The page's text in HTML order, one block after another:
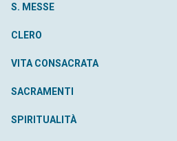
S. MESSE
CLERO
VITA CONSACRATA
SACRAMENTI
SPIRITUALITÀ